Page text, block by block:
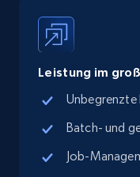
Address,
more.
13.2K+
Google Maps
Leistung im
Unbegrenzte
Batch- und
Job-